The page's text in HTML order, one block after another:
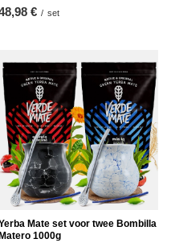
€ / set
Mate set voor twee Bombilla
1000g